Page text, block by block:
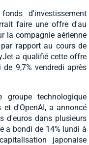
d'investissement
faire une offre d'au
la compagnie aérienne
rapport au cours de
a qualifié cette offre
9,7% vendredi après
groupe technologique
d'OpenAI, a annoncé
d'euros dans plusieurs
a bondi de 14% lundi à
japonaise